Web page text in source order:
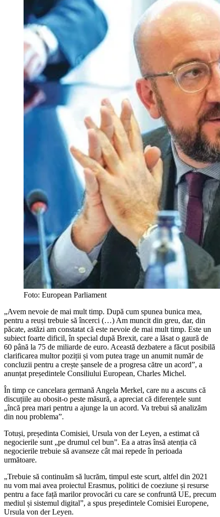
Foto: European Parliament
„Avem nevoie de mai mult timp. După cum spunea bunica mea,
pentru a reuși trebuie să încerci (…) Am muncit din greu, dar, din
păcate, astăzi am constatat că este nevoie de mai mult timp. Este un
subiect foarte dificil, în special după Brexit, care a lăsat o gaură de
60 până la 75 de miliarde de euro. Această dezbatere a făcut posibilă
clarificarea multor poziții și vom putea trage un anumit număr de
concluzii pentru a crește șansele de a progresa către un acord”, a
anunțat președintele Consiliului European, Charles Michel.
În timp ce cancelara germană Angela Merkel, care nu a ascuns că
discuțiile au obosit-o peste măsură, a apreciat că diferențele sunt
„încă prea mari pentru a ajunge la un acord. Va trebui să analizăm
din nou problema”.
Totuși, președinta Comisiei, Ursula von der Leyen, a estimat că
negocierile sunt „pe drumul cel bun”. Ea a atras însă atenția că
negocierile trebuie să avanseze cât mai repede în perioada
următoare.
„Trebuie să continuăm să lucrăm, timpul este scurt, altfel din 2021
nu vom mai avea proiectul Erasmus, politici de coeziune și resurse
pentru a face față marilor provocări cu care se confruntă UE, precum
mediul și sistemul digital”, a spus președintele Comisiei Europene,
Ursula von der Leyen.